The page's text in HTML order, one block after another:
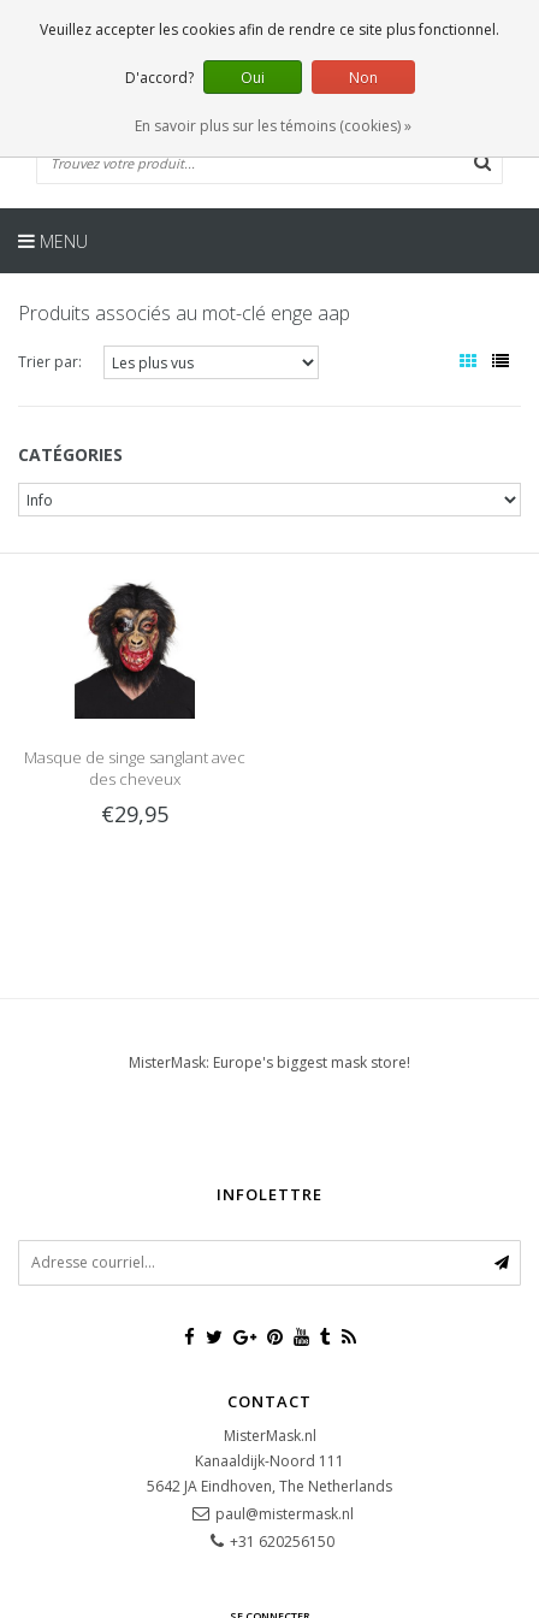
0 Articles
FR
MENU
Produits associés au mot-clé enge aap
Trier par:
CATÉGORIES
Masque de singe sanglant avec
des cheveux
€29,95
MisterMask: Europe's biggest mask store!
INFOLETTRE
CONTACT
MisterMask.nl
Kanaaldijk-Noord 111
5642 JA Eindhoven, The Netherlands
paul@mistermask.nl
+31 620256150
Veuillez accepter les cookies afin de rendre ce site plus fonctionnel.
D'accord? Oui Non
En savoir plus sur les témoins (cookies) »